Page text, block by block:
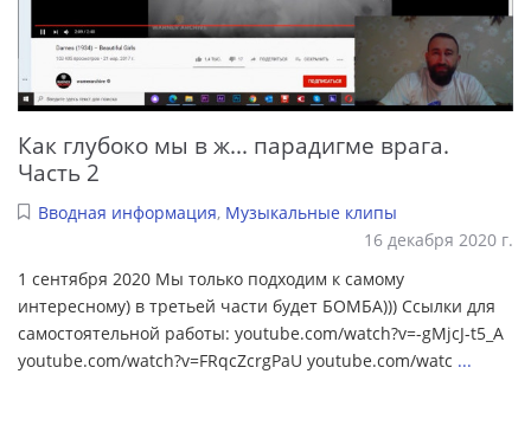
Как глубоко мы в ж... парадигме врага.
Часть 2
Вводная информация, Музыкальные клипы
16 декабря 2020 г.
1 сентября 2020 Мы только подходим к самому
интересному) в третьей части будет БОМБА))) Ссылки для
самостоятельной работы: youtube.com/watch?v=-gMjcJ-t5_A
youtube.com/watch?v=FRqcZcrgPaU youtube.com/watc ...